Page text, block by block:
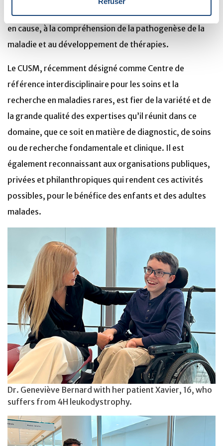
leucodystrophies, à l'identification de nouveaux gènes
en cause, à la compréhension de la pathogenèse de la
maladie et au développement de thérapies.
Le CUSM, récemment désigné comme Centre de
référence interdisciplinaire pour les soins et la
recherche en maladies rares, est fier de la variété et de
la grande qualité des expertises qu’il réunit dans ce
domaine, que ce soit en matière de diagnostic, de soins
ou de recherche fondamentale et clinique. Il est
également reconnaissant aux organisations publiques,
privées et philanthropiques qui rendent ces activités
possibles, pour le bénéfice des enfants et des adultes
malades.
Dr. Geneviève Bernard with her patient Xavier, 16, who
suffers from 4H leukodystrophy.